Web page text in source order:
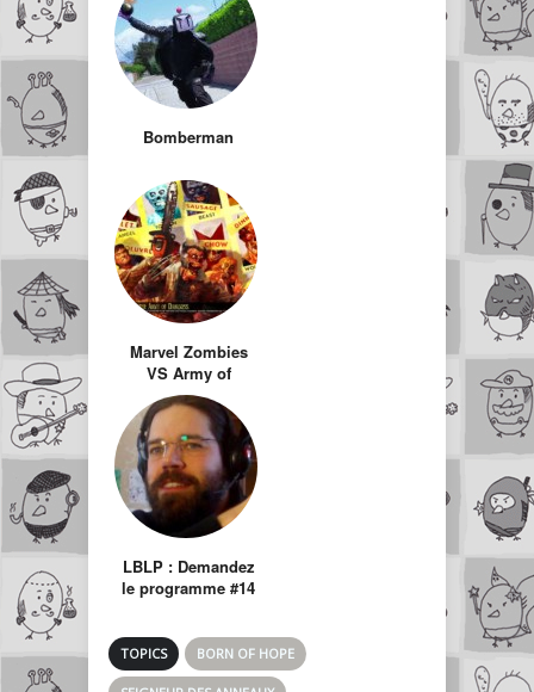
Bomberman
Marvel Zombies
VS Army of
Darkness
LBLP : Demandez
le programme #14
TOPICS BORN OF HOPE